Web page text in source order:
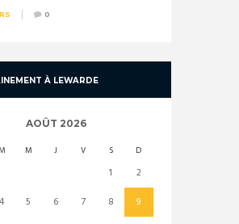
0
À LEWARDE
AOÛT 2026
M J V S D
1
2
4 5 6 7 8
9